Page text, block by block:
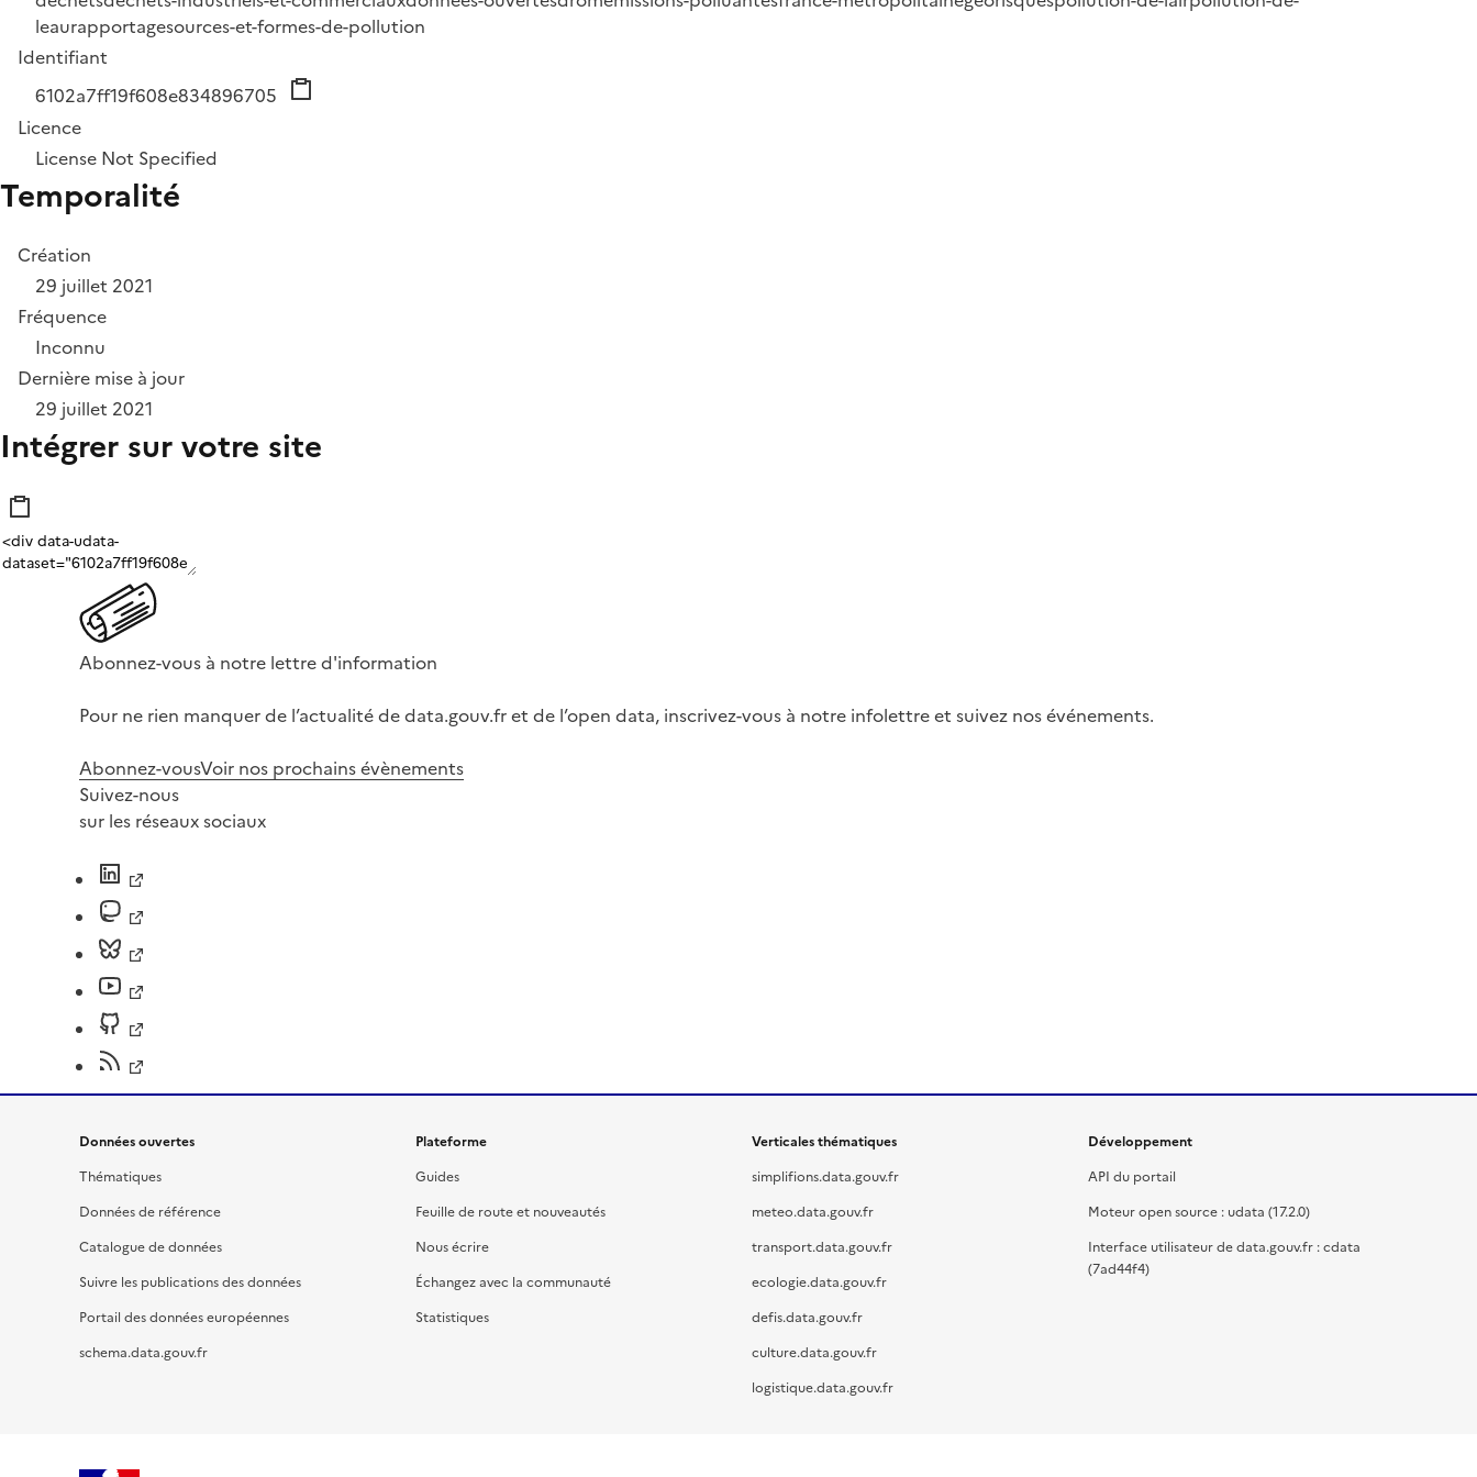
leaurapportagesources-et-formes-de-pollution
Identifiant
6102a7ff19f608e834896705
Licence
License Not Specified
Temporalité
Création
29 juillet 2021
Fréquence
Inconnu
Dernière mise à jour
29 juillet 2021
Intégrer sur votre site
Abonnez-vous à notre lettre d'information
Pour ne rien manquer de l’actualité de data.gouv.fr et de l’open data, inscrivez-vous à notre infolettre et suivez nos événements.
Abonnez-vousVoir nos prochains évènements
Suivez-nous
sur les réseaux sociaux
Données ouvertes
Thématiques
Données de référence
Catalogue de données
Suivre les publications des données
Portail des données européennes
schema.data.gouv.fr
Plateforme
Guides
Feuille de route et nouveautés
Nous écrire
Échangez avec la communauté
Statistiques
Verticales thématiques
simplifions.data.gouv.fr
meteo.data.gouv.fr
transport.data.gouv.fr
ecologie.data.gouv.fr
defis.data.gouv.fr
culture.data.gouv.fr
logistique.data.gouv.fr
Développement
API du portail
Moteur open source : udata (17.2.0)
Interface utilisateur de data.gouv.fr : cdata
(7ad44f4)